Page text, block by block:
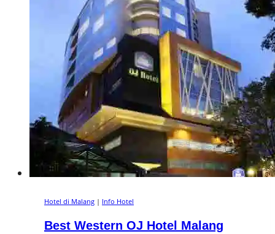
Hotel di Malang | Info Hotel
Best Western OJ Hotel Malang